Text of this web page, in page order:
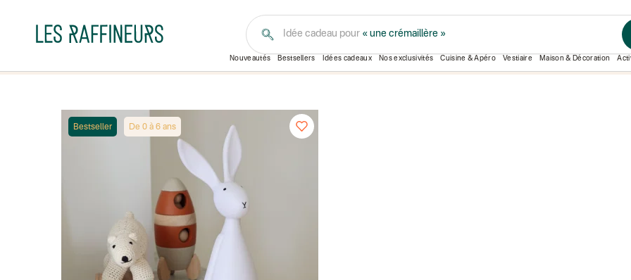
Idée cadeau pour « une crémaillère »
Nouveautés Bestsellers Idées cadeaux Nos exclusivités Cuisine & Apéro Vestiaire Maison & Décoration
ROSE IN APRIL
De 0 à 6 ans
Bestseller